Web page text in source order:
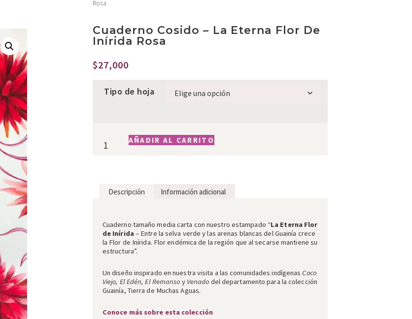
Rosa
Cuaderno Cosido – La Eterna Flor De
Inírida Rosa
$27,000
Tipo de hoja
AÑADIR AL CARRITO
Descripción Información adicional
Cuaderno tamaño media carta con nuestro estampado “La Eterna Flor
de Inírida– Entre la selva verde y las arenas blancas del Guainía crece
la Flor de Inírida. Flor endémica de la región que al secarse mantiene su
estructura”.
Un diseño inspirado en nuestra visita a las comunidades indígenas Coco
Viejo, El Edén, El Remanso y Venado del departamento para la colección
Guainía, Tierra de Muchas Aguas.
Conoce más sobre esta colección